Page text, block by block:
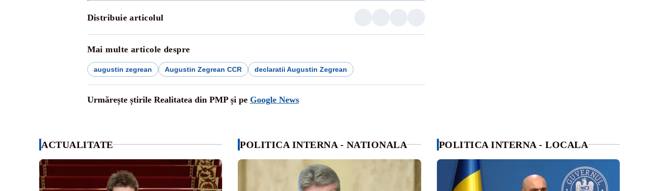
Distribuie articolul
Mai multe articole despre
augustin zegrean Augustin Zegrean CCR declaratii Augustin Zegrean
Urmărește știrile Realitatea din PMP și pe Google News
ACTUALITATE POLITICA INTERNA - NATIONALA POLITICA INTERNA - LOCALA